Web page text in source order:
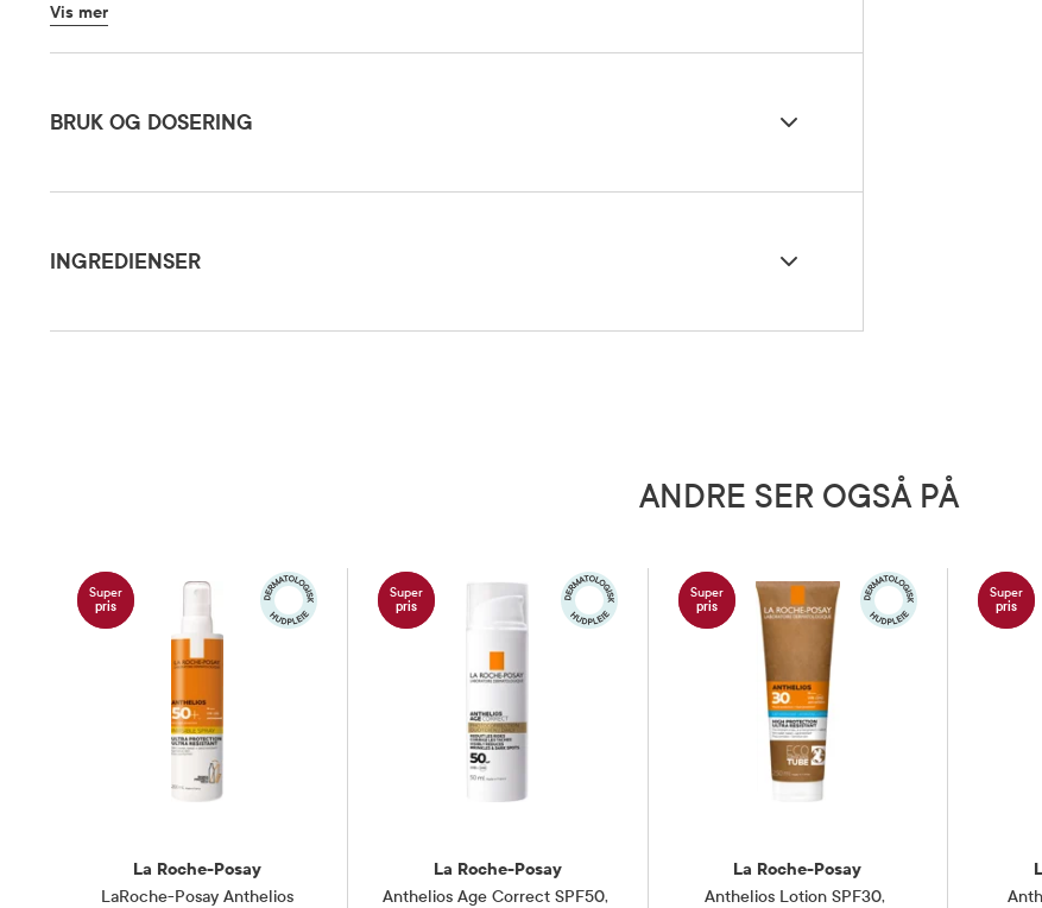
Vis mer
BRUK OG DOSERING
Oppbevaringsbetingelser Rom (15-25 grader)
INGREDIENSER
ANDRE SER OGSÅ PÅ
Super
pris
La Roche-Posay
LaRoche-Posay Anthelios
Super
pris
La Roche-Posay
Anthelios Age Correct SPF50,
Super
pris
La Roche-Posay
Anthelios Lotion SPF30,
Super
pris